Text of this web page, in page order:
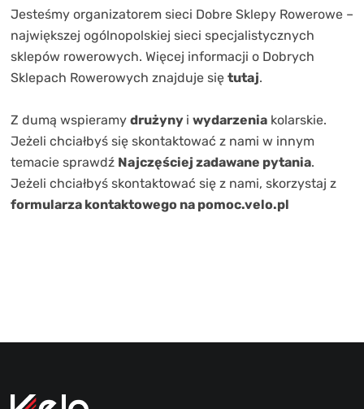
KOŁA
TRENING
WYPRZEDAŻ
OUTLET
NOWOŚCI
BONY
PROMOCJE
Jesteśmy organizatorem sieci Dobre Sklepy Rowerowe –
największej ogólnopolskiej sieci specjalistycznych
sklepów rowerowych. Więcej informacji o Dobrych
Sklepach Rowerowych znajduje się tutaj.
Z dumą wspieramy drużyny i wydarzenia kolarskie.
Jeżeli chciałbyś się skontaktować z nami w innym
temacie sprawdź Najczęściej zadawane pytania.
Jeżeli chciałbyś skontaktować się z nami, skorzystaj z
formularza kontaktowego na pomoc.velo.pl